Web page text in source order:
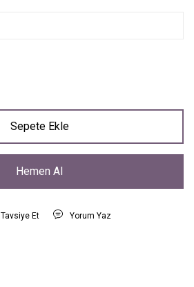
Sepete Ekle
Hemen Al
Tavsiye Et Yorum Yaz